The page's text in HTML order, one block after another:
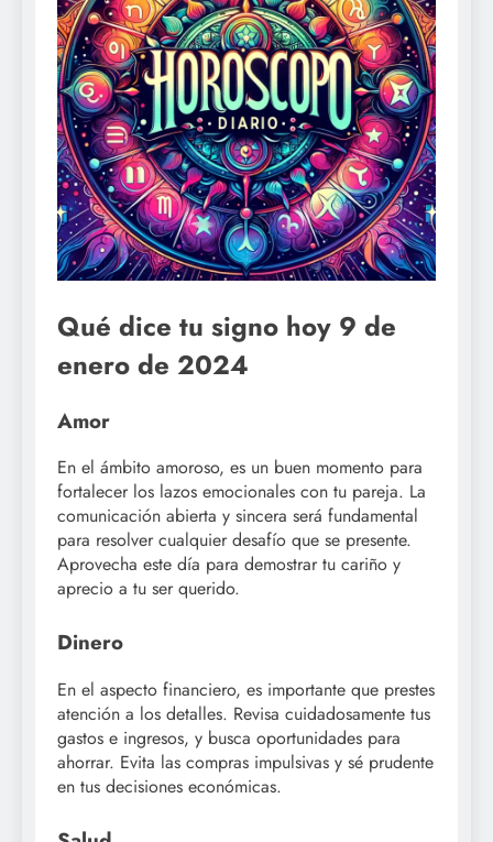
Qué dice tu signo hoy 9 de
enero de 2024
Amor
En el ámbito amoroso, es un buen momento para
fortalecer los lazos emocionales con tu pareja. La
comunicación abierta y sincera será fundamental
para resolver cualquier desafío que se presente.
Aprovecha este día para demostrar tu cariño y
aprecio a tu ser querido.
Dinero
En el aspecto financiero, es importante que prestes
atención a los detalles. Revisa cuidadosamente tus
gastos e ingresos, y busca oportunidades para
ahorrar. Evita las compras impulsivas y sé prudente
en tus decisiones económicas.